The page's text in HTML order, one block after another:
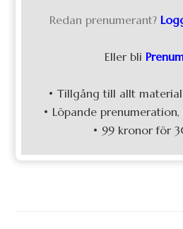
Redan prenumerant?
Eller bli
• Tillgång till allt
• Löpande
• 99 kronor för